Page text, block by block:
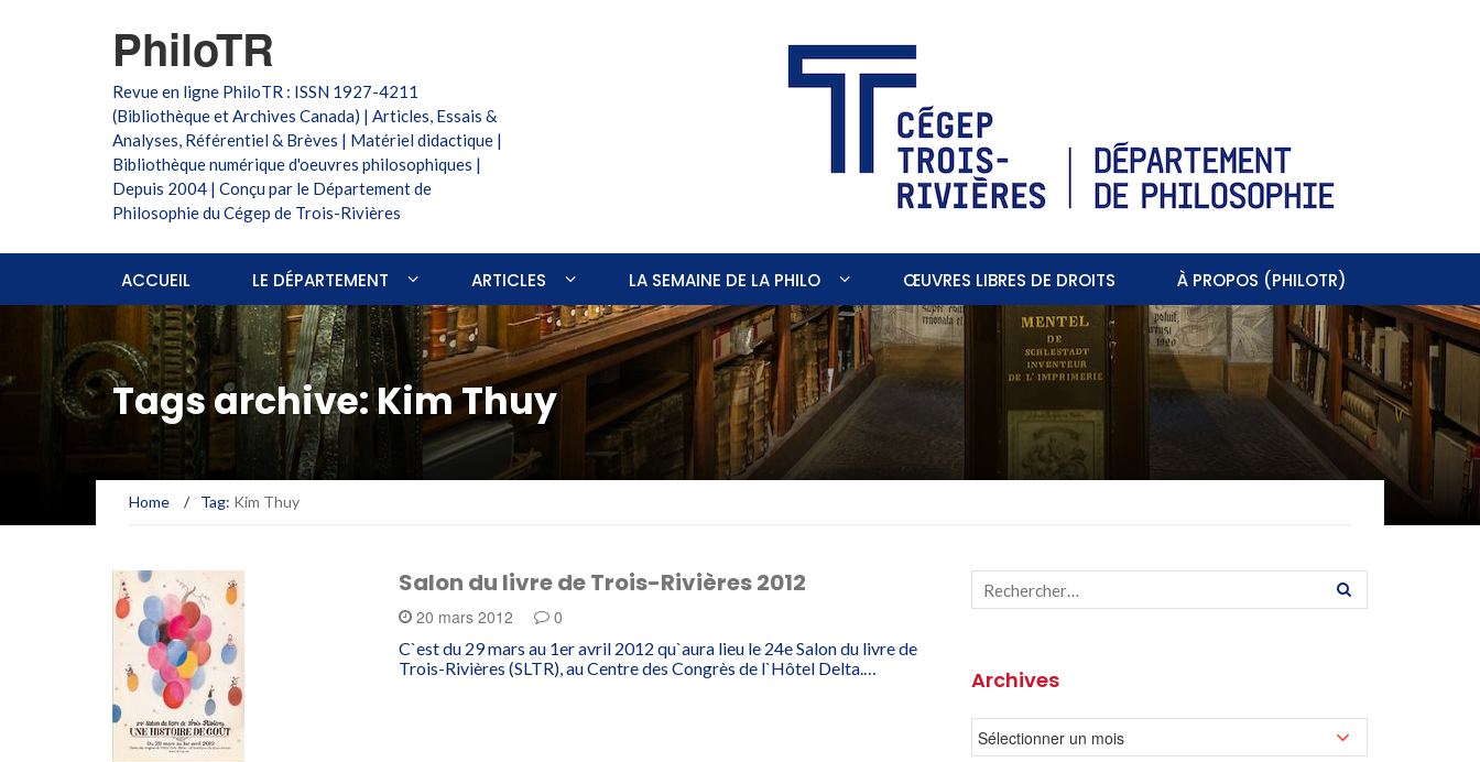
PhiloTR
Revue en ligne PhiloTR : ISSN 1927-4211
(Bibliothèque et Archives Canada) | Articles, Essais &
Analyses, Référentiel & Brèves | Matériel didactique |
Bibliothèque numérique d'oeuvres philosophiques |
Depuis 2004 | Conçu par le Département de
Philosophie du Cégep de Trois-Rivières
ACCUEIL LE DÉPARTEMENT ARTICLES LA SEMAINE DE LA PHILO ŒUVRES LIBRES DE DROITS À PROPOS (PHILOTR)
Tags archive: Kim Thuy
Home / Tag: Kim Thuy
Salon du livre de Trois-Rivières 2012
20 mars 2012 0
C`est du 29 mars au 1er avril 2012 qu`aura lieu le 24e Salon du livre de
Trois-Rivières (SLTR), au Centre des Congrès de l`Hôtel Delta.…
Archives